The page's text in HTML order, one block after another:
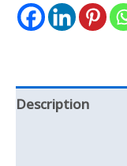
Description